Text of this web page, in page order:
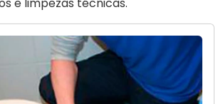
e limpezas técnicas.